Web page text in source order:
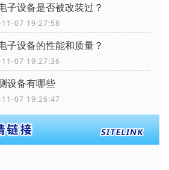
子设备是否被改装过？
07 19:27:58
子设备的性能和质量？
07 19:27:36
设备有哪些
07 19:26:47